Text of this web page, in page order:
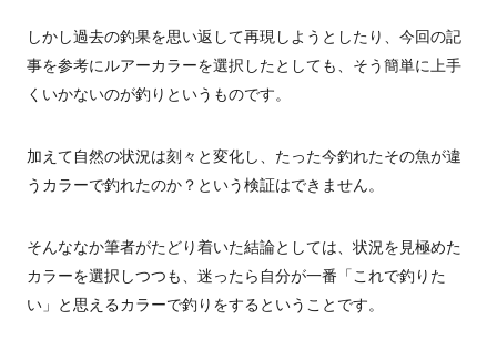
しかし過去の釣果を思い返して再現しようとしたり、今回の記
事を参考にルアーカラーを選択したとしても、そう簡単に上手
くいかないのが釣りというものです。
加えて自然の状況は刻々と変化し、たった今釣れたその魚が違
うカラーで釣れたのか？という検証はできません。
そんななか筆者がたどり着いた結論としては、状況を見極めた
カラーを選択しつつも、迷ったら自分が一番「これで釣りた
い」と思えるカラーで釣りをするということです。